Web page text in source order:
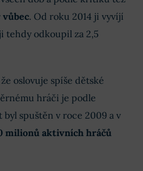
. Od roku 2014 ji vyvíjí
tehdy odkoupil za 2,5
oslovuje spíše dětské
hráči je podle
spuštěn v roce 2009 a v
milionů aktivních hráčů